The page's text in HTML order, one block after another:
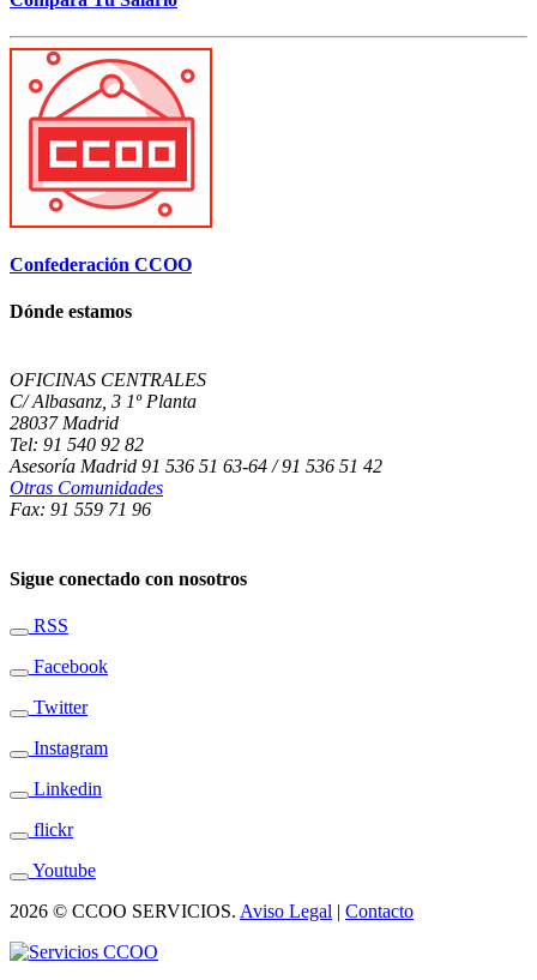
Confederación CCOO
Dónde estamos
OFICINAS CENTRALES
C/ Albasanz, 3 1º Planta
28037 Madrid
Tel: 91 540 92 82
Asesoría Madrid 91 536 51 63-64 / 91 536 51 42
Otras Comunidades
Fax: 91 559 71 96
Sigue conectado con nosotros
RSS
Facebook
Twitter
Instagram
Linkedin
flickr
Youtube
2026 © CCOO SERVICIOS. Aviso Legal | Contacto